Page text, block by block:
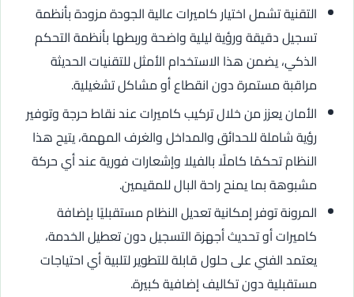
التقنية تشمل اختيار كاميرات عالية الجودة مزودة بأنظمة
تسجيل دقيقة ورؤية ليلية واضحة وربطها بأنظمة التحكم
الذكي، يضمن هذا الاستخدام الأمثل للتقنيات الحديثة
مراقبة مستمرة دون انقطاع أو مشاكل تشغيلية.
الأمان يعزز من خلال تركيب كاميرات عند نقاط حرجة وتوفير
رؤية شاملة للحدائق والمداخل والغرف المهمة، يتيح هذا
النظام تحكمًا كاملًا بالفيلا وإشعارات فورية عند أي حركة
مشبوهة بما يمنح راحة البال للمقيمين.
المرونة توفر إمكانية تعديل النظام مستقبليًا بإضافة
كاميرات أو تحديث أجهزة التسجيل دون تعطيل الخدمة،
يعتمد الفني على حلول قابلة للتطوير لتلبية أي احتياجات
مستقبلية دون تكاليف إضافية كبيرة.